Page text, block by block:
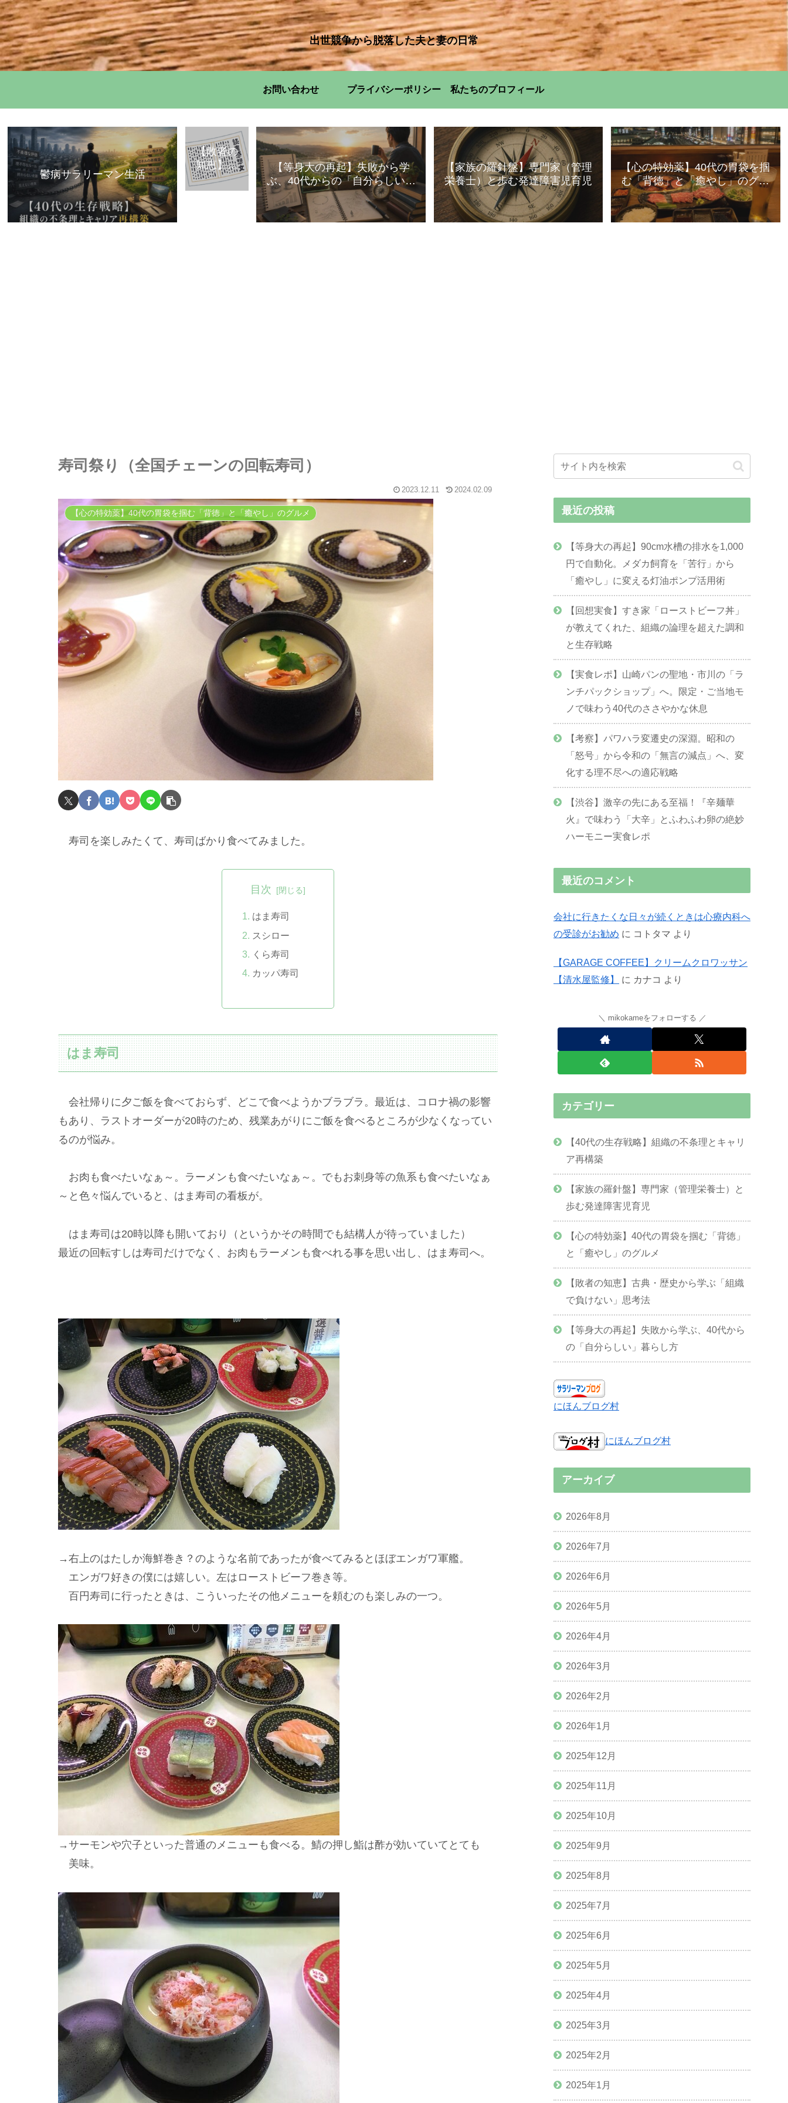
出世競争から脱落した夫と妻の日常
お問い合わせ プライバシーポリシー 私たちのプロフィール
鬱病サラリーマン生活
【敗者の
知恵】古
典・歴史
から学ぶ
【等身大の再起】失敗から学
ぶ、40代からの「自分らしい」
暮らし方
【家族の羅針盤】専門家（管理
栄養士）と歩む発達障害児育児
【心の特効薬】40代の胃袋を掴
む「背徳」と「癒やし」のグル
メ
寿司祭り（全国チェーンの回転寿司）
2023.12.11 2024.02.09
【心の特効薬】40代の胃袋を掴む「背徳」と「癒やし」のグルメ
寿司を楽しみたくて、寿司ばかり食べてみました。
目次
はま寿司
スシロー
くら寿司
カッパ寿司
はま寿司
会社帰りに夕ご飯を食べておらず、どこで食べようかブラブラ。最近は、コロナ禍の影響
もあり、ラストオーダーが20時のため、残業あがりにご飯を食べるところが少なくなってい
るのが悩み。
お肉も食べたいなぁ～。ラーメンも食べたいなぁ～。でもお刺身等の魚系も食べたいなぁ
～と色々悩んでいると、はま寿司の看板が。
はま寿司は20時以降も開いており（というかその時間でも結構人が待っていました）
最近の回転すしは寿司だけでなく、お肉もラーメンも食べれる事を思い出し、はま寿司へ。
→右上のはたしか海鮮巻き？のような名前であったが食べてみるとほぼエンガワ軍艦。
エンガワ好きの僕には嬉しい。左はローストビーフ巻き等。
百円寿司に行ったときは、こういったその他メニューを頼むのも楽しみの一つ。
→サーモンや穴子といった普通のメニューも食べる。鯖の押し鮨は酢が効いていてとても
美味。
最近の投稿
【等身大の再起】90cm水槽の排水を1,000
円で自動化。メダカ飼育を「苦行」から
「癒やし」に変える灯油ポンプ活用術
【回想実食】すき家「ローストビーフ丼」
が教えてくれた、組織の論理を超えた調和
と生存戦略
【実食レポ】山崎パンの聖地・市川の「ラ
ンチパックショップ」へ。限定・ご当地モ
ノで味わう40代のささやかな休息
【考察】パワハラ変遷史の深淵。昭和の
「怒号」から令和の「無言の減点」へ、変
化する理不尽への適応戦略
【渋谷】激辛の先にある至福！『辛麺華
火』で味わう「大辛」とふわふわ卵の絶妙
ハーモニー実食レポ
最近のコメント
会社に行きたくな日々が続くときは心療内科へ
の受診がお勧め に コトタマ より
【GARAGE COFFEE】クリームクロワッサン
【清水屋監修】
に カナコ より
mikokameをフォローする
カテゴリー
【40代の生存戦略】組織の不条理とキャリ
ア再構築
【家族の羅針盤】専門家（管理栄養士）と
歩む発達障害児育児
【心の特効薬】40代の胃袋を掴む「背徳」
と「癒やし」のグルメ
【敗者の知恵】古典・歴史から学ぶ「組織
で負けない」思考法
【等身大の再起】失敗から学ぶ、40代から
の「自分らしい」暮らし方
にほんブログ村
にほんブログ村
アーカイブ
2026年8月
2026年7月
2026年6月
2026年5月
2026年4月
2026年3月
2026年2月
2026年1月
2025年12月
2025年11月
2025年10月
2025年9月
2025年8月
2025年7月
2025年6月
2025年5月
2025年4月
2025年3月
2025年2月
2025年1月